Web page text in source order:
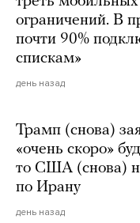
ограничений. В
почти 90%
спискам»
день назад
Трамп (снова)
«очень скоро»
то США (снова)
по Ирану
день назад